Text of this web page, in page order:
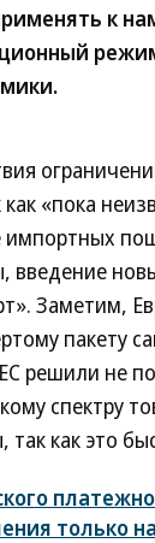
к
как «пока
введение
Заметим,
пакету
решили не
спектру
как это
только